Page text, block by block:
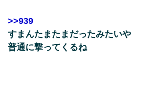
>>939
すまんたまたまだったみたいや
普通に撃ってくるね